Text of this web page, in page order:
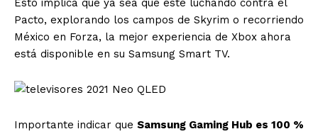
Esto implica que ya sea que esté luchando contra el
Pacto, explorando los campos de Skyrim o recorriendo
México en Forza, la mejor experiencia de Xbox ahora
está disponible en su Samsung Smart TV.
Importante indicar que Samsung Gaming Hub es 100 %